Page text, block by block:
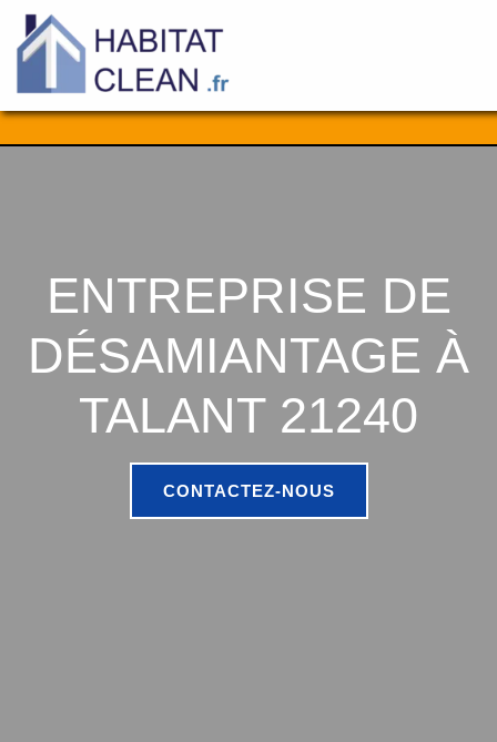
Aller
ENTREPRISE DE
DÉSAMIANTAGE À
TALANT 21240
CONTACTEZ-NOUS